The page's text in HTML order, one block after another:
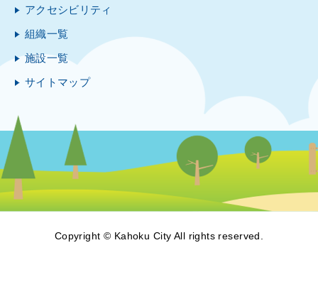
アクセシビリティ
組織一覧
施設一覧
サイトマップ
Copyright © Kahoku City All rights reserved.